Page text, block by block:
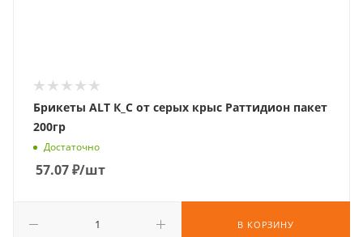
Брикеты ALT К_С от серых крыс Раттидион пакет
200гр
Достаточно
57.07₽/шт
В КОРЗИНУ